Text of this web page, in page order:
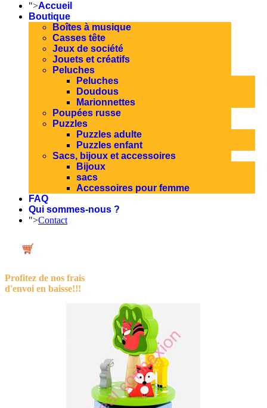
">Accueil
Boutique
Boîtes à musique
Casses tête
Jeux de société
Jouets et créatifs
Peluches
Peluches
Doudous
Marionnettes
Poupées russe
Puzzles
Puzzles adulte
Puzzles enfant
Sacs, bijoux et accessoires
Bijoux
sacs
Accessoires pour femme
FAQ
Qui sommes-nous ?
">Contact
Profitez de nos frais
d'envoi en baisse!!!